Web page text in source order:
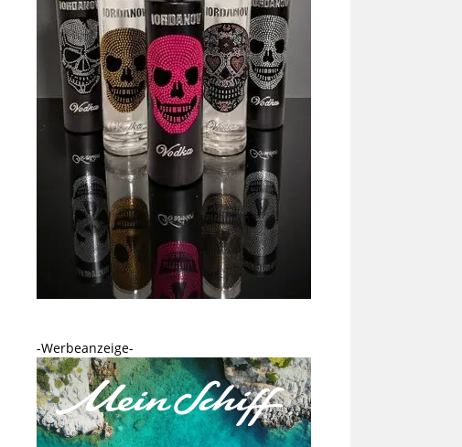
-Werbeanzeige-